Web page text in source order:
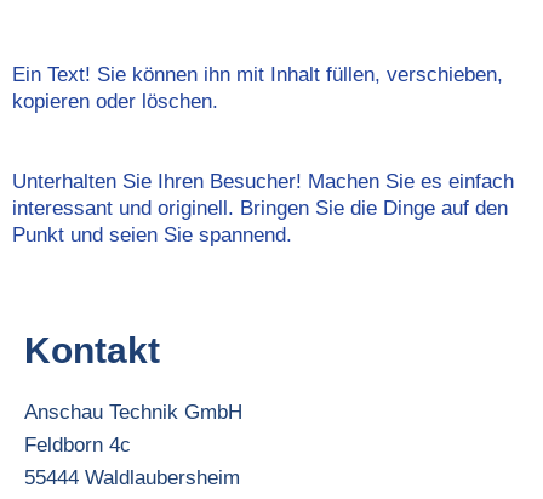
Ein Text! Sie können ihn mit Inhalt füllen, verschieben,
kopieren oder löschen.
Unterhalten Sie Ihren Besucher! Machen Sie es einfach
interessant und originell. Bringen Sie die Dinge auf den
Punkt und seien Sie spannend.
Kontakt
Anschau Technik GmbH
Feldborn 4c
55444 Waldlaubersheim